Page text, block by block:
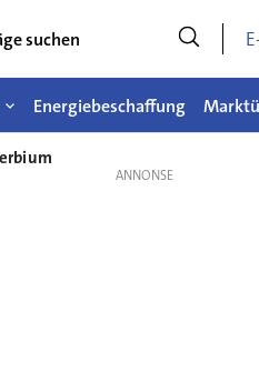
suchen
Energiebeschaffung